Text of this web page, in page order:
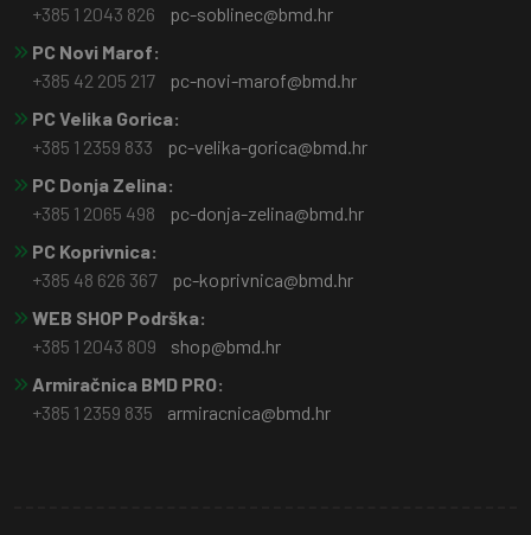
+385 1 2043 826
pc-soblinec@bmd.hr
PC Novi Marof:
+385 42 205 217
pc-novi-marof@bmd.hr
PC Velika Gorica:
+385 1 2359 833
pc-velika-gorica@bmd.hr
PC Donja Zelina:
+385 1 2065 498
pc-donja-zelina@bmd.hr
PC Koprivnica:
+385 48 626 367
pc-koprivnica@bmd.hr
WEB SHOP Podrška:
+385 1 2043 809
shop@bmd.hr
Armiračnica BMD PRO:
+385 1 2359 835
armiracnica@bmd.hr